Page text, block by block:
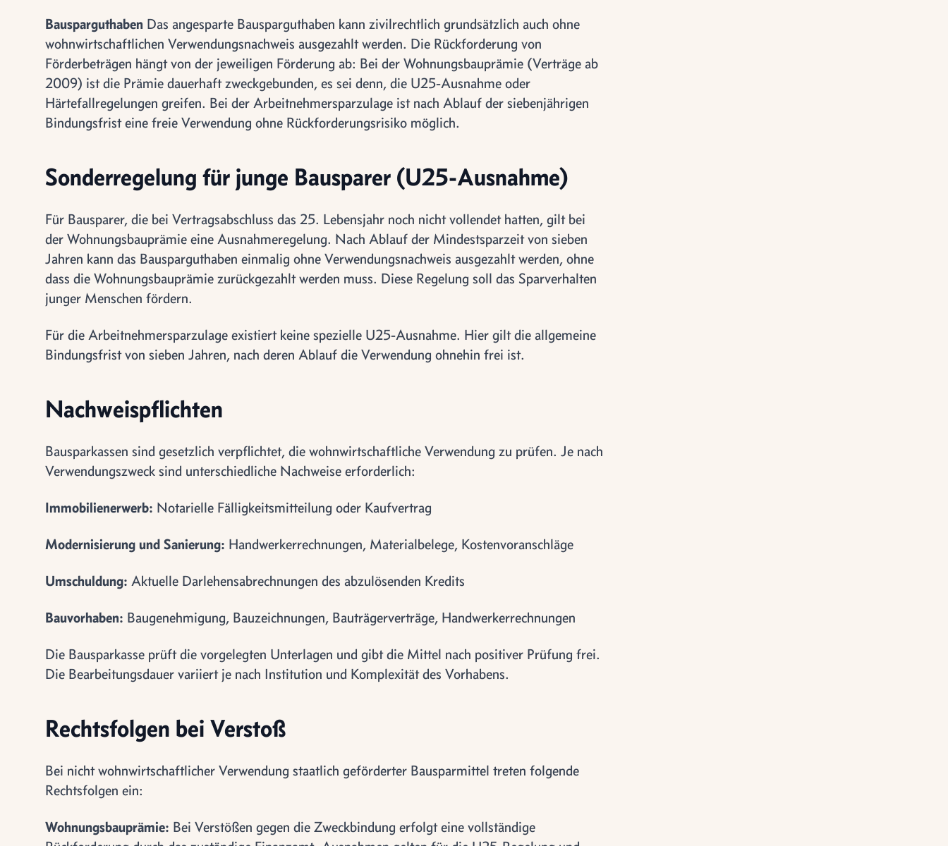
Bausparguthaben Das angesparte Bausparguthaben kann zivilrechtlich grundsätzlich auch ohne
wohnwirtschaftlichen Verwendungsnachweis ausgezahlt werden. Die Rückforderung von
Förderbeträgen hängt von der jeweiligen Förderung ab: Bei der Wohnungsbauprämie (Verträge ab
2009) ist die Prämie dauerhaft zweckgebunden, es sei denn, die U25-Ausnahme oder
Härtefallregelungen greifen. Bei der Arbeitnehmersparzulage ist nach Ablauf der siebenjährigen
Bindungsfrist eine freie Verwendung ohne Rückforderungsrisiko möglich.
Sonderregelung für junge Bausparer (U25-Ausnahme)
Für Bausparer, die bei Vertragsabschluss das 25. Lebensjahr noch nicht vollendet hatten, gilt bei
der Wohnungsbauprämie eine Ausnahmeregelung. Nach Ablauf der Mindestsparzeit von sieben
Jahren kann das Bausparguthaben einmalig ohne Verwendungsnachweis ausgezahlt werden, ohne
dass die Wohnungsbauprämie zurückgezahlt werden muss. Diese Regelung soll das Sparverhalten
junger Menschen fördern.
Für die Arbeitnehmersparzulage existiert keine spezielle U25-Ausnahme. Hier gilt die allgemeine
Bindungsfrist von sieben Jahren, nach deren Ablauf die Verwendung ohnehin frei ist.
Nachweispflichten
Bausparkassen sind gesetzlich verpflichtet, die wohnwirtschaftliche Verwendung zu prüfen. Je nach
Verwendungszweck sind unterschiedliche Nachweise erforderlich:
Immobilienerwerb: Notarielle Fälligkeitsmitteilung oder Kaufvertrag
Modernisierung und Sanierung: Handwerkerrechnungen, Materialbelege, Kostenvoranschläge
Umschuldung: Aktuelle Darlehensabrechnungen des abzulösenden Kredits
Bauvorhaben: Baugenehmigung, Bauzeichnungen, Bauträgerverträge, Handwerkerrechnungen
Die Bausparkasse prüft die vorgelegten Unterlagen und gibt die Mittel nach positiver Prüfung frei.
Die Bearbeitungsdauer variiert je nach Institution und Komplexität des Vorhabens.
Rechtsfolgen bei Verstoß
Bei nicht wohnwirtschaftlicher Verwendung staatlich geförderter Bausparmittel treten folgende
Rechtsfolgen ein:
Wohnungsbauprämie: Bei Verstößen gegen die Zweckbindung erfolgt eine vollständige